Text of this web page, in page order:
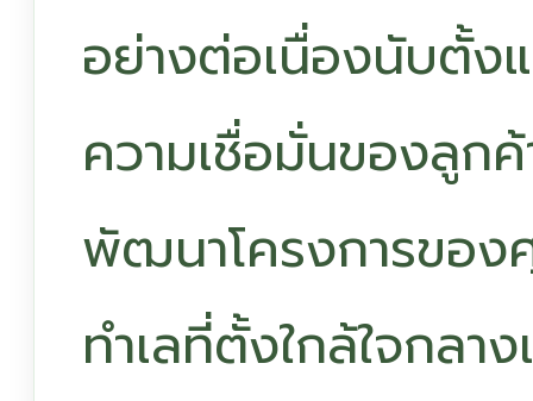
อย่างต่อเนื่องนับตั้ง
ความเชื่อมั่นของลู
พัฒนาโครงการขอ
ทำเลที่ตั้งใกล้ใจกล